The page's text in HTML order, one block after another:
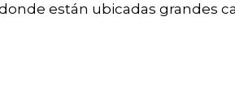
están ubicadas grandes